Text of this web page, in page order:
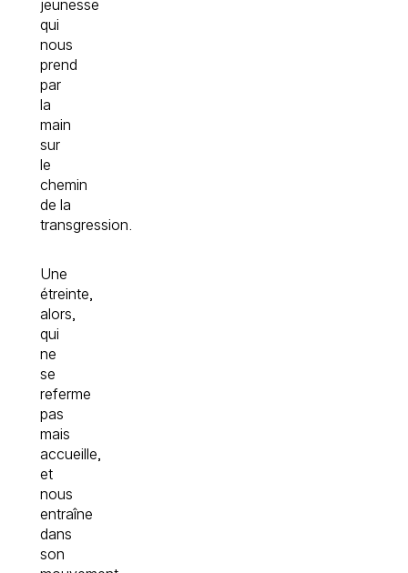
jeunesse
qui
nous
prend
par
la
main
sur
le
chemin
de la
transgression.
Une
étreinte,
alors,
qui
ne
se
referme
pas
mais
accueille,
et
nous
entraîne
dans
son